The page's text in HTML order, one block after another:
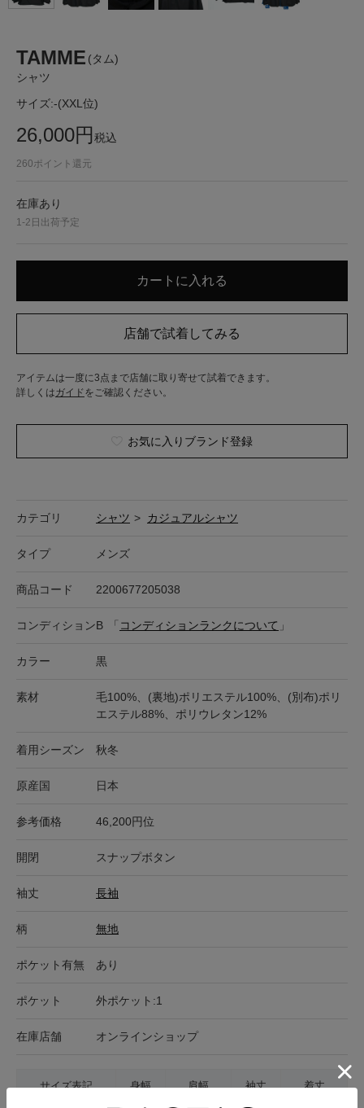
TAMME (タム)
シャツ
サイズ:-(XXL位)
26,000円税込
260ポイント還元
在庫あり
1-2日出荷予定
アイテムは一度に3点まで店舗に取り寄せて試着できます。
詳しくはガイド をご確認ください。
お気に入りブランド登録
カテゴリ シャツ > カジュアルシャツ
タイプ メンズ
商品コード 2200677205038
コンディションB 「 コンディションランクについて 」
カラー 黒
素材
毛100%、(裏地)ポリエステル100%、(別布)ポリ
エステル88%、ポリウレタン12%
着用シーズン 秋冬
原産国 日本
参考価格 46,200円位
開閉 スナップボタン
袖丈 長袖
柄 無地
ポケット有無 あり
ポケット 外ポケット:1
在庫店舗 オンラインショップ
サイズ表記 身幅 肩幅 袖丈 着丈